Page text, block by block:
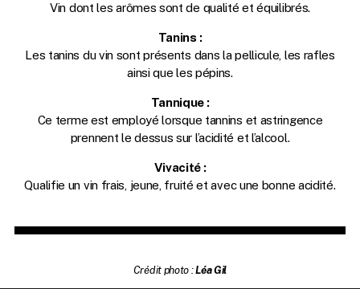
Vin dont les arômes sont de qualité et équilibrés.
Tanins :
Les tanins du vin sont présents dans la pellicule, les rafles
ainsi que les pépins.
Tannique :
Ce terme est employé lorsque tannins et astringence
prennent le dessus sur l’acidité et l’alcool.
Vivacité :
Qualifie un vin frais, jeune, fruité et avec une bonne acidité.
Crédit photo :Léa Gil